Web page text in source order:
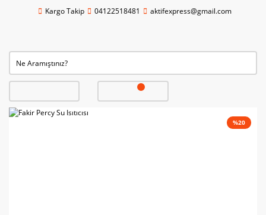
Kargo Takip 04122518481 aktifexpress@gmail.com
%20